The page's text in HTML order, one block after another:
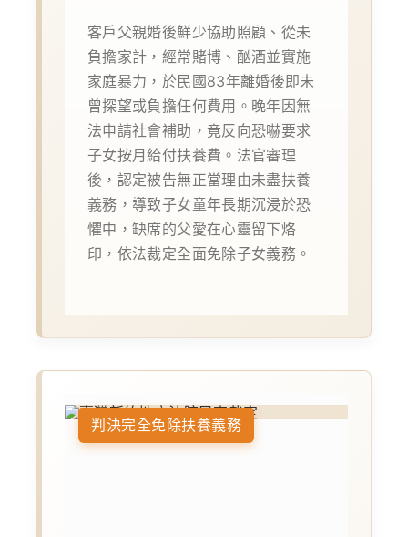
客戶父親婚後鮮少協助照顧、從未
負擔家計，經常賭博、酗酒並實施
家庭暴力，於民國83年離婚後即未
曾探望或負擔任何費用。晚年因無
法申請社會補助，竟反向恐嚇要求
子女按月給付扶養費。法官審理
後，認定被告無正當理由未盡扶養
義務，導致子女童年長期沉浸於恐
懼中，缺席的父愛在心靈留下烙
印，依法裁定全面免除子女義務。
判決完全免除扶養義務